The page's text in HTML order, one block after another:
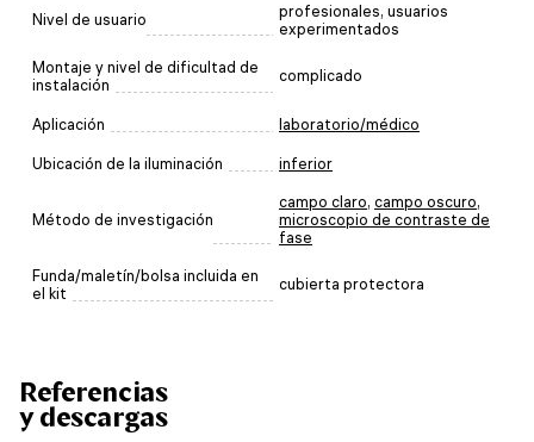
Nivel de usuario
profesionales, usuarios
experimentados
Montaje y nivel de dificultad de
instalación
complicado
Aplicación laboratorio/médico
Ubicación de la iluminación inferior
Método de investigación
campo claro, campo oscuro,
microscopio de contraste de
fase
Funda/maletín/bolsa incluida en
el kit
cubierta protectora
Referencias
y descargas